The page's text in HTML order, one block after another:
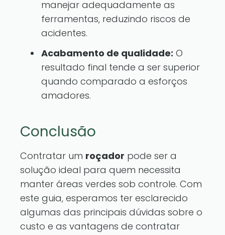
manejar adequadamente as
ferramentas, reduzindo riscos de
acidentes.
Acabamento de qualidade: O
resultado final tende a ser superior
quando comparado a esforços
amadores.
Conclusão
Contratar um roçador pode ser a
solução ideal para quem necessita
manter áreas verdes sob controle. Com
este guia, esperamos ter esclarecido
algumas das principais dúvidas sobre o
custo e as vantagens de contratar